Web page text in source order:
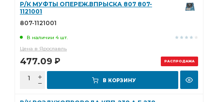
РАСПРОДАЖА
Р/К МУФТЫ ОПЕРЕЖ.ВПРЫСКА 807 807-
1121001
807-1121001
В наличии 4 шт.
Цена в Ярославль
477.09 Р
В КОРЗИНУ